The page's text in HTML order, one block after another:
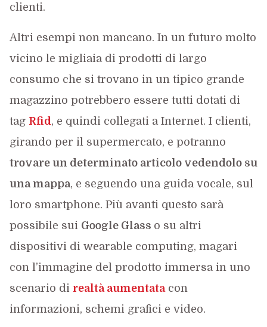
clienti.
Altri esempi non mancano. In un futuro molto
vicino le migliaia di prodotti di largo
consumo che si trovano in un tipico grande
magazzino potrebbero essere tutti dotati di
tag Rfid, e quindi collegati a Internet. I clienti,
girando per il supermercato, e potranno
trovare un determinato articolo vedendolo su
una mappa, e seguendo una guida vocale, sul
loro smartphone. Più avanti questo sarà
possibile sui Google Glass o su altri
dispositivi di wearable computing, magari
con l’immagine del prodotto immersa in uno
scenario di realtà aumentatacon
informazioni, schemi grafici e video.